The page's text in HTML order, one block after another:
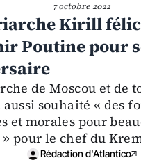
7 octobre 2022
Kirill
Poutine pour
de Moscou et de
aussi souhaité « des
et morales pour
» pour le chef du
Rédaction d'Atlantico